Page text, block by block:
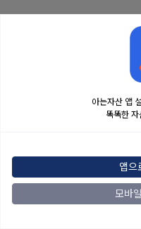
아는자산 앱
똑똑한
앱으
모바